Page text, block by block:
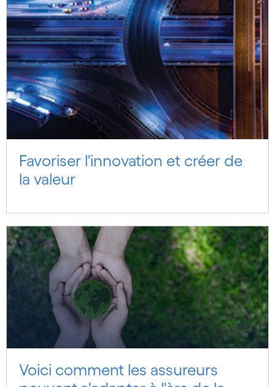
Favoriser l'innovation et créer de
la valeur
Voici comment les assureurs